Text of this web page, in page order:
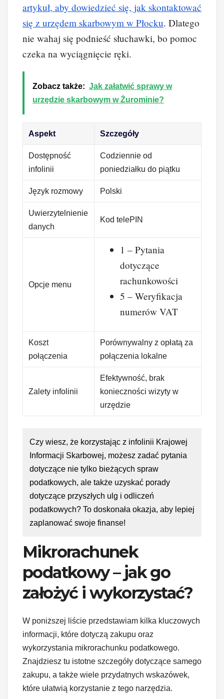
artykuł, aby dowiedzieć się, jak skontaktować
się z urzędem skarbowym w Płocku. Dlatego
nie wahaj się podnieść słuchawki, bo pomoc
czeka na wyciągnięcie ręki.
Zobacz także: Jak załatwić sprawy w
urzędzie skarbowym w Żurominie?
Aspekt Szczegóły
Dostępność
infolinii
Codziennie od
poniedziałku do piątku
Język rozmowy Polski
Uwierzytelnienie
danych
Kod telePIN
Opcje menu
1 – Pytania
dotyczące
rachunkowości
5 – Weryfikacja
numerów VAT
Koszt
połączenia
Porównywalny z opłatą za
połączenia lokalne
Zalety infolinii
Efektywność, brak
konieczności wizyty w
urzędzie
Czy wiesz, że korzystając z infolinii Krajowej
Informacji Skarbowej, możesz zadać pytania
dotyczące nie tylko bieżących spraw
podatkowych, ale także uzyskać porady
dotyczące przyszłych ulg i odliczeń
podatkowych? To doskonała okazja, aby lepiej
zaplanować swoje finanse!
Mikrorachunek
podatkowy – jak go
założyć i wykorzystać?
W poniższej liście przedstawiam kilka kluczowych
informacji, które dotyczą zakupu oraz
wykorzystania mikrorachunku podatkowego.
Znajdziesz tu istotne szczegóły dotyczące samego
zakupu, a także wiele przydatnych wskazówek,
które ułatwią korzystanie z tego narzędzia.